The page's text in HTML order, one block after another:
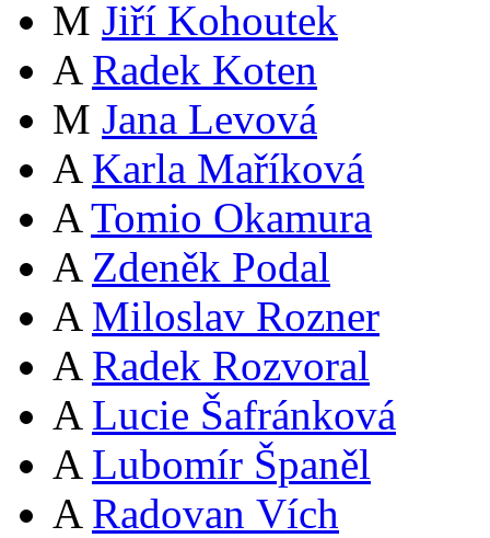
M Jiří Kohoutek
A Radek Koten
M Jana Levová
A Karla Maříková
A Tomio Okamura
A Zdeněk Podal
A Miloslav Rozner
A Radek Rozvoral
A Lucie Šafránková
A Lubomír Španěl
A Radovan Vích